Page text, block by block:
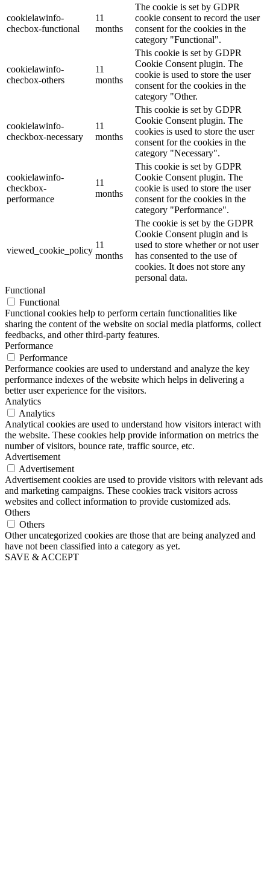
cookielawinfo-
checbox-functional
11
months
The cookie is set by GDPR
cookie consent to record the user
consent for the cookies in the
category "Functional".
cookielawinfo-
checbox-others
11
months
This cookie is set by GDPR
Cookie Consent plugin. The
cookie is used to store the user
consent for the cookies in the
category "Other.
cookielawinfo-
checkbox-necessary
11
months
This cookie is set by GDPR
Cookie Consent plugin. The
cookies is used to store the user
consent for the cookies in the
category "Necessary".
cookielawinfo-
checkbox-
performance
11
months
This cookie is set by GDPR
Cookie Consent plugin. The
cookie is used to store the user
consent for the cookies in the
category "Performance".
viewed_cookie_policy
11
months
The cookie is set by the GDPR
Cookie Consent plugin and is
used to store whether or not user
has consented to the use of
cookies. It does not store any
personal data.
Functional
Functional
Functional cookies help to perform certain functionalities like
sharing the content of the website on social media platforms, collect
feedbacks, and other third-party features.
Performance
Performance
Performance cookies are used to understand and analyze the key
performance indexes of the website which helps in delivering a
better user experience for the visitors.
Analytics
Analytics
Analytical cookies are used to understand how visitors interact with
the website. These cookies help provide information on metrics the
number of visitors, bounce rate, traffic source, etc.
Advertisement
Advertisement
Advertisement cookies are used to provide visitors with relevant ads
and marketing campaigns. These cookies track visitors across
websites and collect information to provide customized ads.
Others
Others
Other uncategorized cookies are those that are being analyzed and
have not been classified into a category as yet.
SAVE & ACCEPT